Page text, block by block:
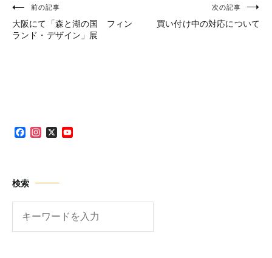
投
稿
シ
前の記事
大阪にて「森と湖の国 フィン
ランド・デザイン」展
次の記事
買い付け中の対応について
Facebook
Instagram
X
検索